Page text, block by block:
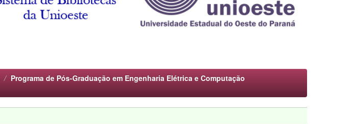
Programa de Pós-Graduação em Engenharia Elétrica e Computação